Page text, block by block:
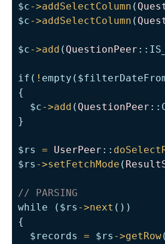
$c->addSelectColumn (
$c->addSelectColumn (
$c->add ( QuestionPeer ::
if ( ! empty (
{
$c->add ( QuestionPeer ::
}
$rs = UserPeer ::
$rs ->setFetchMode (
// PARSING
while
( $rs ->next ( ) )
{
$records
= $rs ->getRow(